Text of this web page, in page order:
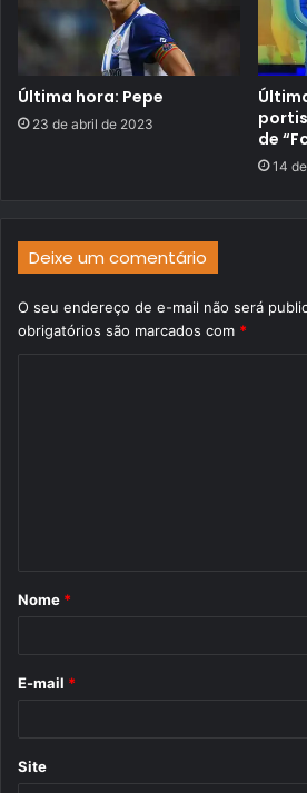
Última hora: Pepe
23 de abril de 2023
de
14
Deixe um comentário
O seu endereço de e-mail não será
obrigatórios são marcados com *
r
Nome *
E-mail *
Site